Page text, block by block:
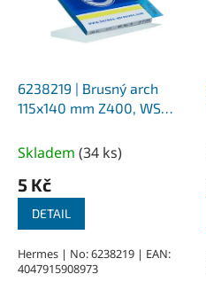
6238219 | Brusný arch
115x140 mm Z400, WS
Skladem (34 ks)
5 Kč
DETAIL
Hermes | No: 6238219 | EAN:
4047915908973